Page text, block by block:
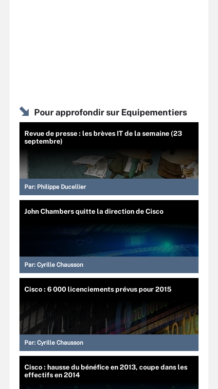
Pour approfondir sur Equipementiers
Revue de presse : les brèves IT de la semaine (23
septembre)
Par: Philippe Ducellier
John Chambers quitte la direction de Cisco
Par: Cyrille Chausson
Cisco : 6 000 licenciements prévus pour 2015
Par: Cyrille Chausson
Cisco : hausse du bénéfice en 2013, coupe dans les
effectifs en 2014